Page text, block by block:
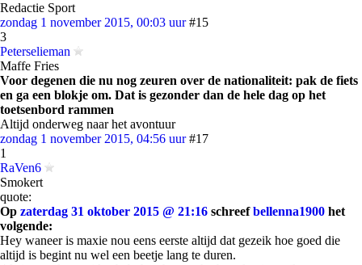
Redactie Sport
zondag 1 november 2015, 00:03 uur #15
3
Peterselieman
Maffe Fries
Voor degenen die nu nog zeuren over de nationaliteit: pak de fiets
en ga een blokje om. Dat is gezonder dan de hele dag op het
toetsenbord rammen
Altijd onderweg naar het avontuur
zondag 1 november 2015, 04:56 uur #17
1
RaVen6
Smokert
quote:
Op zaterdag 31 oktober 2015 @ 21:16 schreefbellenna1900 het
volgende:
Hey waneer is maxie nou eens eerste altijd dat gezeik hoe goed die
altijd is begint nu wel een beetje lang te duren.